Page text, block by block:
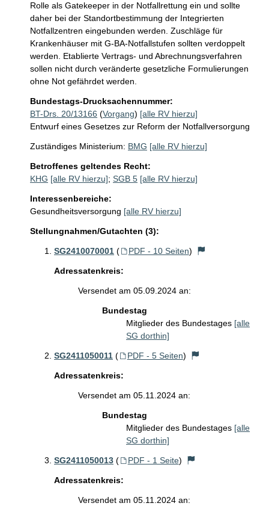
Rolle als Gatekeeper in der Notfallrettung ein und sollte
daher bei der Standortbestimmung der Integrierten
Notfallzentren eingebunden werden. Zuschläge für
Krankenhäuser mit G-BA-Notfallstufen sollten verdoppelt
werden. Etablierte Vertrags- und Abrechnungsverfahren
sollen nicht durch veränderte gesetzliche Formulierungen
ohne Not gefährdet werden.
Bundestags-Drucksachennummer:
BT-Drs. 20/13166 (Vorgang) [alle RV hierzu]
Entwurf eines Gesetzes zur Reform der Notfallversorgung
Zuständiges Ministerium: BMG [alle RV hierzu]
Betroffenes geltendes Recht:
KHG [alle RV hierzu]; SGB 5 [alle RV hierzu]
Interessenbereiche:
Gesundheitsversorgung [alle RV hierzu]
Stellungnahmen/Gutachten (3):
SG2410070001 ( PDF - 10 Seiten)
Adressatenkreis:
Versendet am 05.09.2024 an:
Bundestag
Mitglieder des Bundestages [alle
SG dorthin]
SG2411050011 ( PDF - 5 Seiten)
Adressatenkreis:
Versendet am 05.11.2024 an:
Bundestag
Mitglieder des Bundestages [alle
SG dorthin]
SG2411050013 ( PDF - 1 Seite)
Adressatenkreis:
Versendet am 05.11.2024 an: